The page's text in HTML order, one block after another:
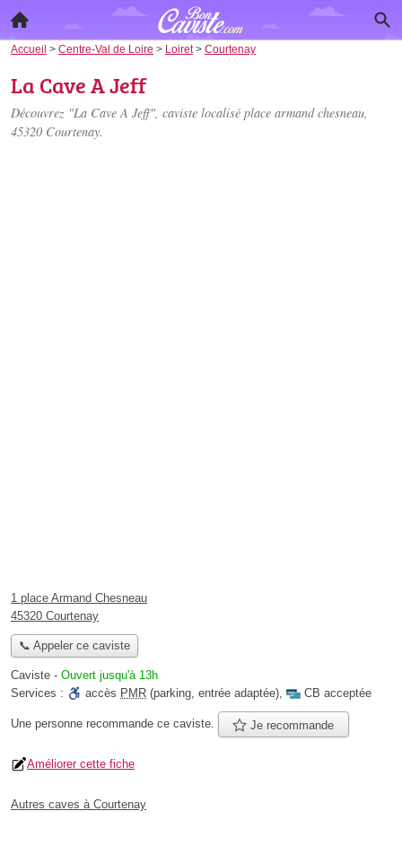
Accueil > Centre-Val de Loire > Loiret> Courtenay
La Cave A Jeff
Découvrez "La Cave A Jeff", caviste localisé place armand chesneau,
45320 Courtenay.
1 place Armand Chesneau
45320 Courtenay
📞 Appeler ce caviste
Caviste - Ouvert jusqu'à 13h
Services :
accès PMR (parking, entrée adaptée), CB acceptée
Une personne recommande ce caviste. Je recommande
Améliorer cette fiche
Autres caves à Courtenay